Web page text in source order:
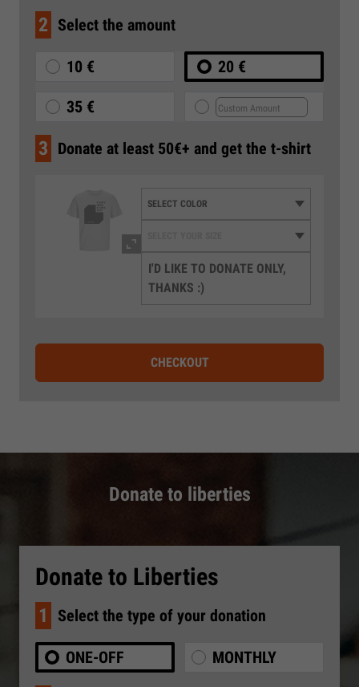
2 Select the amount
10 € 20 €
35 €
3 Donate at least 50€+ and get the t-shirt
I'D LIKE TO DONATE ONLY,
THANKS :)
CHECKOUT
Donate to liberties
Donate to Liberties
1 Select the type of your donation
ONE-OFF MONTHLY